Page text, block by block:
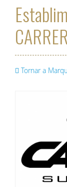
Tornar a